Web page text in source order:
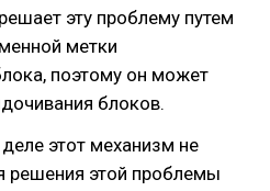
эту проблему путем
метки
поэтому он может
блоков.
этот механизм не
решения этой проблемы